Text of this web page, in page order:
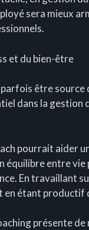
sera mieux
et du bien-être
être source
dans la gestion
pourrait aider
équilibre entre
En travaillant
en étant productif
présente